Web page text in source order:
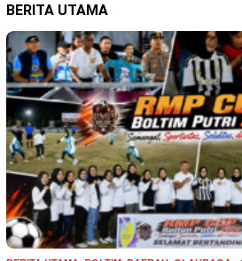
BERITA UTAMA